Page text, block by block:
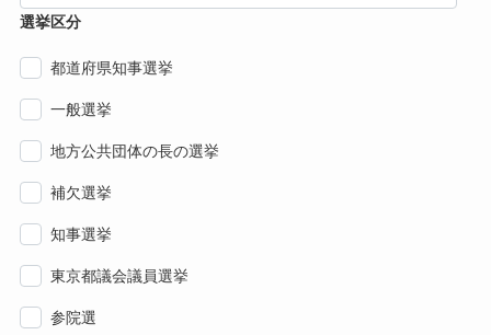
選挙区分
都道府県知事選挙
一般選挙
地方公共団体の長の選挙
補欠選挙
知事選挙
東京都議会議員選挙
参院選